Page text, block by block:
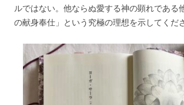
ルではない。他ならぬ愛する神の顕れである
の献身奉仕」という究極の理想を示してくだ